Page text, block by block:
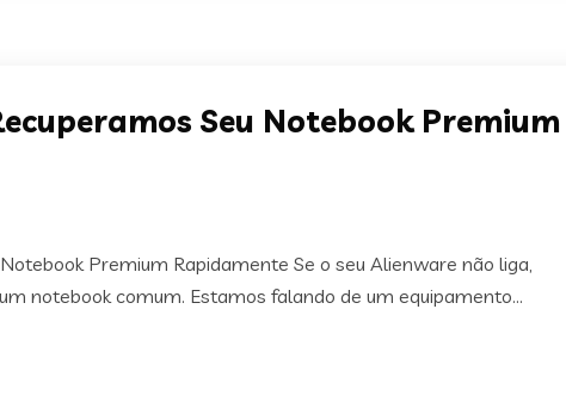
Seu Notebook Premium
Premium Rapidamente Se o seu Alienware não liga,
notebook comum. Estamos falando de um equipamento...